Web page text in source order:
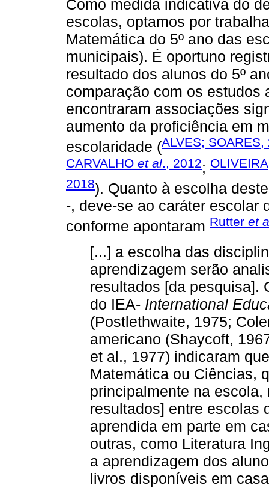
Como medida indicativa do
escolas, optamos por
Matemática do 5º ano das
municipais). É oportuno
resultado dos alunos do 5º
comparação com os estudos
encontraram associações
aumento da proficiência em
escolaridade (ALVES; SOARES,
CARVALHO et al., 2012;
2018). Quanto à escolha
-, deve-se ao caráter escolar
conforme apontaram Rutter et
[...] a escolha das
aprendizagem serão
resultados [da pesquisa].
do IEA- International
(Postlethwaite, 1975;
americano (Shaycoft,
et al., 1977) indicaram
Matemática ou Ciências,
principalmente na
resultados] entre escolas
aprendida em parte em
outras, como Literatura
a aprendizagem dos
livros disponíveis em